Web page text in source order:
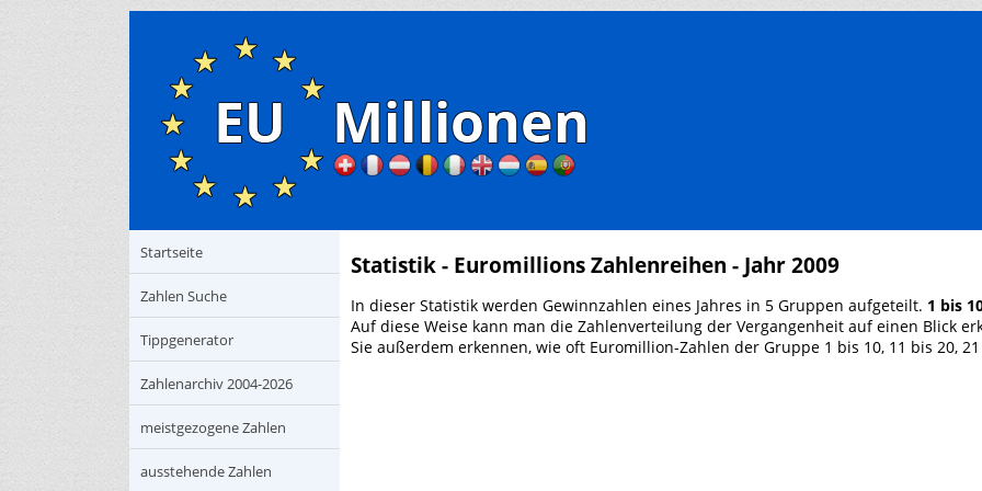
Startseite
Zahlen Suche
Tippgenerator
Zahlenarchiv 2004-2026
meistgezogene Zahlen
ausstehende Zahlen
Statistik - Euromillions Zahlenreihen - Jahr 2009
In dieser Statistik werden Gewinnzahlen eines Jahres in 5 Gruppen aufgeteilt. 1 bis
Auf diese Weise kann man die Zahlenverteilung der Vergangenheit auf einen Blick
Sie außerdem erkennen, wie oft Euromillion-Zahlen der Gruppe 1 bis 10, 11 bis 20,